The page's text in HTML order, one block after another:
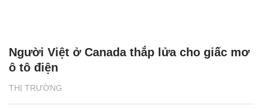
THỊ TRƯỜNG
Người Việt ở Canada thắp lửa cho giấc mơ
ô tô điện